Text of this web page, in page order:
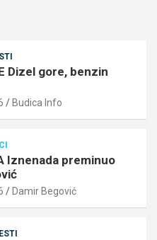
Dizel gore, benzin
Budica Info
Iznenada preminuo
Damir Begović